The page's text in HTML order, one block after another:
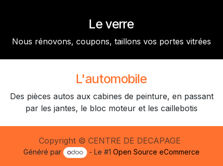
Le verre
Nous rénovons, coupons, taillons vos portes vitrées
L'automobile
Des pièces autos aux cabines de peinture, en passant
par les jantes, le bloc moteur et les caillebotis
Copyright © CENTRE DE DECAPAGE
Généré par - Le #1Open Source eCommerce